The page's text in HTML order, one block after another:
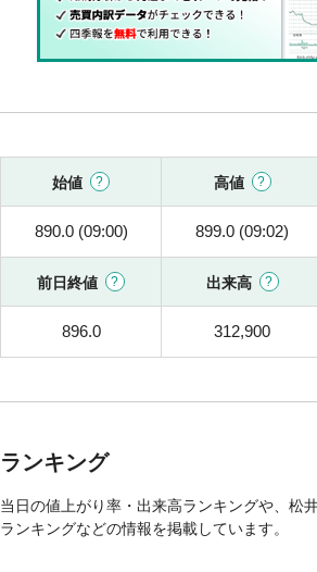
始値 高値
890.0 (09:00) 899.0 (09:02)
前日終値 出来高
896.0 312,900
ランキング
当日の値上がり率・出来高ランキングや、松
ランキングなどの情報を掲載しています。